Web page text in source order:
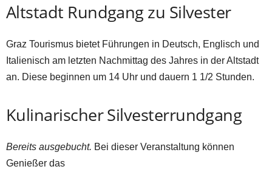
Altstadt Rundgang zu Silvester
Graz Tourismus bietet Führungen in Deutsch, Englisch und
Italienisch am letzten Nachmittag des Jahres in der Altstadt
an. Diese beginnen um 14 Uhr und dauern 1 1/2 Stunden.
Kulinarischer Silvesterrundgang
Bereits ausgebucht. Bei dieser Veranstaltung können
Genießer das